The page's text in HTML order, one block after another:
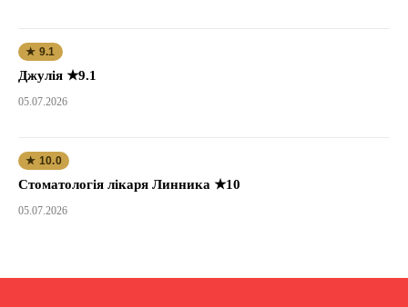
★ 9.1
Джулія ★9.1
05.07.2026
★ 10.0
Стоматологія лікаря Линника ★10
05.07.2026